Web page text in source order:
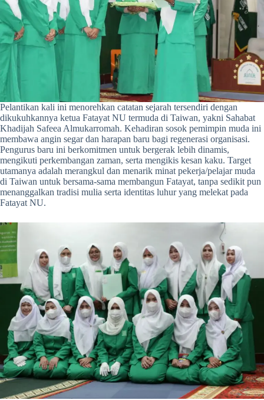
Pelantikan kali ini menorehkan catatan sejarah tersendiri dengan
dikukuhkannya ketua Fatayat NU termuda di Taiwan, yakni Sahabat
Khadijah Safeea Almukarromah. Kehadiran sosok pemimpin muda ini
membawa angin segar dan harapan baru bagi regenerasi organisasi.
Pengurus baru ini berkomitmen untuk bergerak lebih dinamis,
mengikuti perkembangan zaman, serta mengikis kesan kaku. Target
utamanya adalah merangkul dan menarik minat pekerja/pelajar muda
di Taiwan untuk bersama-sama membangun Fatayat, tanpa sedikit pun
menanggalkan tradisi mulia serta identitas luhur yang melekat pada
Fatayat NU.